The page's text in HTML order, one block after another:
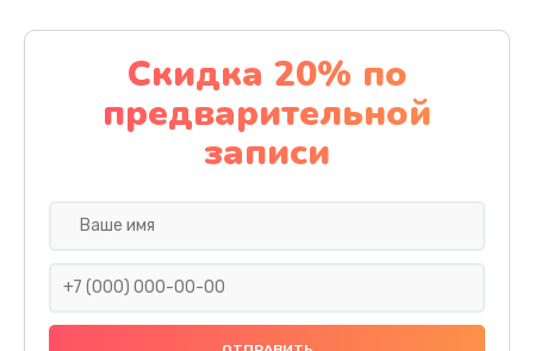
Скидка 20% по
предварительной
записи